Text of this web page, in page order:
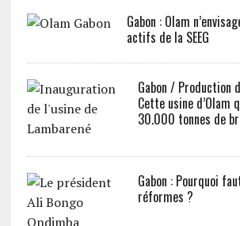
Gabon : Olam
actifs de la SEEG
Gabon / Production
Cette usine d’Olam
30.000 tonnes de
Gabon : Pourquoi
réformes ?